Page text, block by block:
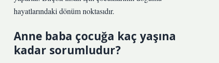
hayatlarındaki dönüm noktasıdır.
Anne baba çocuğa kaç yaşına
kadar sorumludur?